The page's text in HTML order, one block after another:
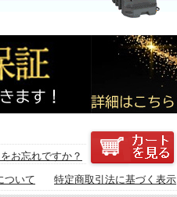
お忘れですか？
ついて 特定商取引法に基づく表示